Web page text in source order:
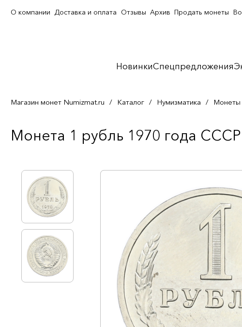
НовинкиСпецпредложения
О компании Доставка и оплата Отзывы Архив Продать монеты
Магазин монет Numizmat.ru / Каталог / Нумизматика /
Монета 1 рубль 1970 года